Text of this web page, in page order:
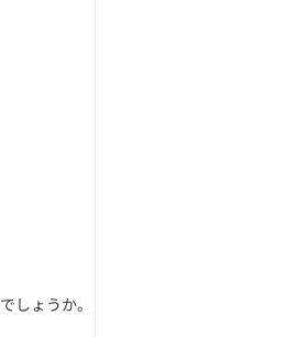
でしょうか。